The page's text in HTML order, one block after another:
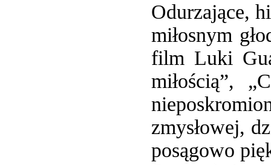
Odurzające,
miłosnym
film Luki
miłością”,
zmysłowej,
posągowo